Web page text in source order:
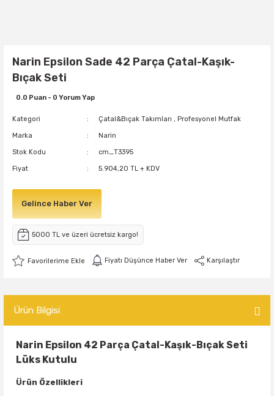
Narin Epsilon Sade 42 Parça Çatal-Kaşık-
Bıçak Seti
0.0 Puan - 0 Yorum Yap
Kategori Çatal&Bıçak Takımları , Profesyonel Mutfak
Marka Narin
Stok Kodu cm_T3395
Fiyat 5.904,20 TL + KDV
Gelince Haber Ver
5000 TL ve üzeri ücretsiz kargo!
Fiyatı Düşünce Haber Ver Karşılaştır
Ürün Bilgisi
Narin Epsilon 42 Parça Çatal-Kaşık-Bıçak Seti
Lüks Kutulu
Ürün Özellikleri